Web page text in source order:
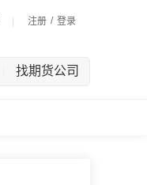
注册 / 登录
找期货公司